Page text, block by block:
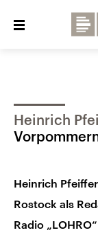
Close
Deutschlandfunk
Deutschlandfunk
Dialog und
Heinrich
Heinrich
Rostock als
Radio